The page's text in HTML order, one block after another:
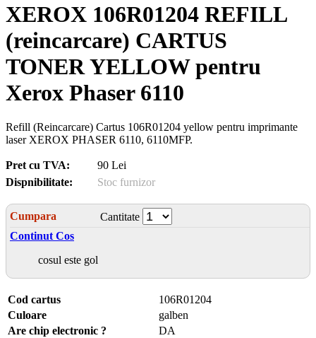
XEROX 106R01204 REFILL
(reincarcare) CARTUS
TONER YELLOW pentru
Xerox Phaser 6110
Refill (Reincarcare) Cartus 106R01204 yellow pentru imprimante
laser XEROX PHASER 6110, 6110MFP.
Pret cu TVA:
90 Lei
Dispnibilitate:
Stoc furnizor
Cumpara
Cantitate
Continut Cos
cosul este gol
Cod cartus
106R01204
Culoare
galben
Are chip electronic ?
DA